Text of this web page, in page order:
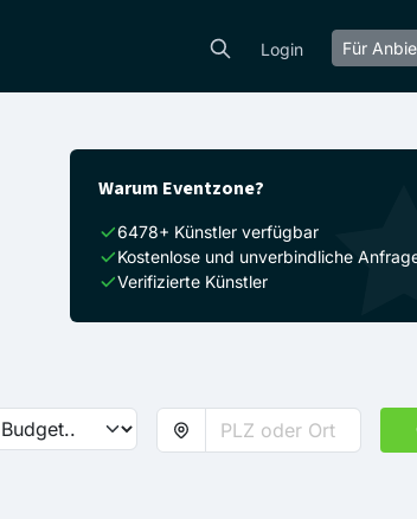
Login Für
Warum Eventzone?
6478+ Künstler verfügbar
Kostenlose und unverbindliche
Verifizierte Künstler